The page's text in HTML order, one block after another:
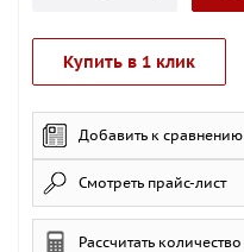
Купить в 1 клик
Смотреть прайс-лист
Добавить к сравнению
Рассчитать количество